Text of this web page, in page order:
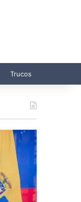
Trucos